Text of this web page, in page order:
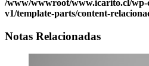
/www/wwwroot/www.icarito.cl/wp-
v1/template-parts/content-
Notas Relacionadas